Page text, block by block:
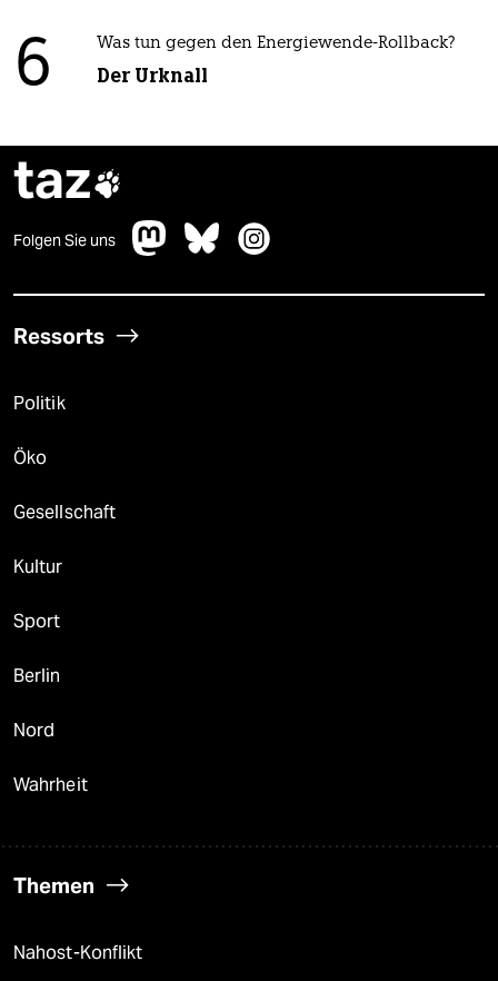
6 Was tun gegen den Energiewende-Rollback?
Der Urknall
taz
Folgen Sie uns
Ressorts
Politik
Öko
Gesellschaft
Kultur
Sport
Berlin
Nord
Wahrheit
Themen
Nahost-Konflikt